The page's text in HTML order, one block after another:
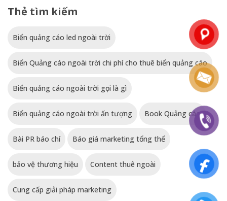
Thẻ tìm kiếm
Biển quảng cáo led ngoài trời
Biển Quảng cáo ngoài trời chi phí cho thuê biển quảng cáo
Biển quảng cáo ngoài trời gọi là gì
Biển quảng cáo ngoài trời ấn tượng Book Quảng cáo
Bài PR báo chí Báo giá marketing tổng thể
bảo vệ thương hiệu Content thuê ngoài
Cung cấp giải pháp marketing